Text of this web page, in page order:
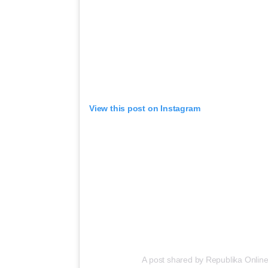
View this post on Instagram
A post shared by Republika